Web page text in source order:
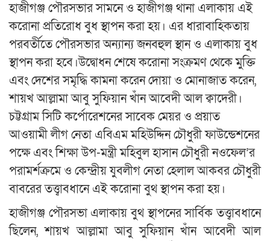
হাজীগঞ্জ পৌরসভার সামনে ও হাজীগঞ্জ থানা এলাকায় এই
করোনা প্রতিরোধ বুধ স্থাপন করা হয়। এর ধারাবাহিকতায়
পরবর্তীতে পৌরসভার অন্যান্য জনবহুল স্থান ও এলাকায় বুধ
স্থাপন করা হবে।উদ্বোধন শেষে করোনা সংক্রমণ থেকে মুক্তি
এবং দেশের সমৃদ্ধি কামনা করেন দোয়া ও মোনাজাত করেন,
শায়খ আল্লামা আবু সুফিয়ান খাঁন আবেদী আল ক্বাদেরী।
চট্টগ্রাম সিটি কর্পোরেশনের সাবেক মেয়র ও প্রয়াত
আওয়ামী লীগ নেতা এবিএম মহিউদ্দিন চৌধুরী ফাউন্ডেশনের
পক্ষে এবং শিক্ষা উপ-মন্ত্রী মহিবুল হাসান চৌধুরী নওফেল’র
পরামর্শক্রমে ও কেন্দ্রীয় যুবলীগ নেতা হেলাল আকবর চৌধুরী
বাবরের তত্ত্বাবধানে এই করোনা বুথ স্থাপন করা হয়।
হাজীগঞ্জ পৌরসভা এলাকায় বুথ স্থাপনের সার্বিক তত্ত্বাবধানে
ছিলেন, শায়খ আল্লামা আবু সুফিয়ান খাঁন আবেদী আল